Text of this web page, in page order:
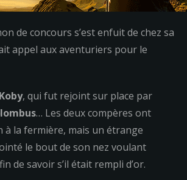
de concours s’est enfuit de chez sa
appel aux aventuriers pour le
Koby, qui fut rejoint sur place par
… Les deux compères ont
à la fermière, mais un étrange
le bout de son nez voulant
de savoir s’il était rempli d’or.